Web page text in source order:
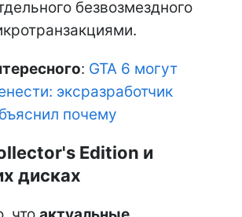
безвозмездного
: GTA 6 могут
эксразработчик
почему
Edition и
дисках